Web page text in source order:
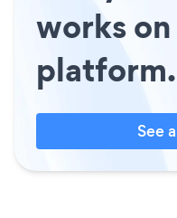
works
platform.
See